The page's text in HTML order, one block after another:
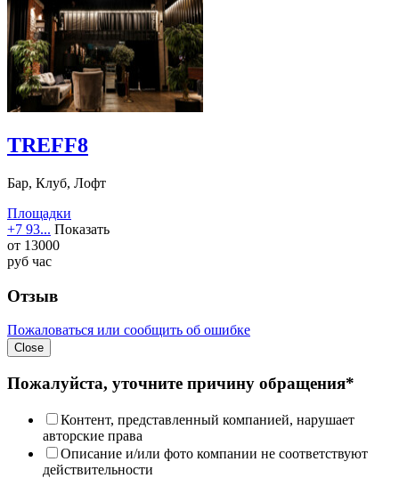
TREFF8
Бар, Клуб, Лофт
Площадки
+7 93... Показать
от 13000
руб час
Отзыв
Пожаловаться или сообщить об ошибке
Close
Пожалуйста, уточните причину обращения*
Контент, представленный компанией, нарушает
авторские права
Описание и/или фото компании не соответствуют
действительности